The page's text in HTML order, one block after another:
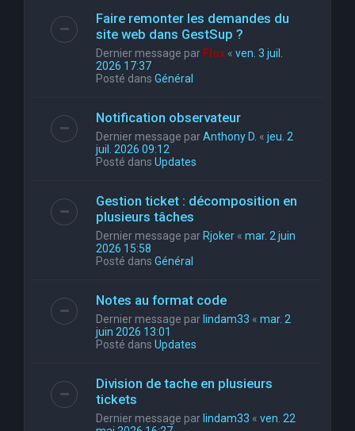
Faire remonter les demandes du
site web dans GestSup ?
Dernier message par Flox « ven. 3 juil.
2026 17:37
Posté dans Général
Notification observateur
Dernier message parAnthony D. « jeu. 2
juil. 2026 09:12
Posté dans Updates
Gestion ticket : décomposition en
plusieurs tâches
Dernier message par Rjoker « mar. 2 juin
2026 15:58
Posté dans Général
Notes au format code
Dernier message par lindam33 « mar. 2
juin 2026 13:01
Posté dans Updates
Division de tache en plusieurs
tickets
Dernier message par lindam33 « ven. 22